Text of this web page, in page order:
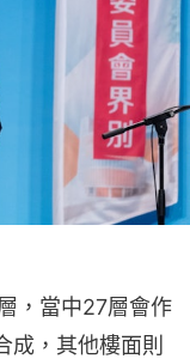
，當中27層會作
成，其他樓面則